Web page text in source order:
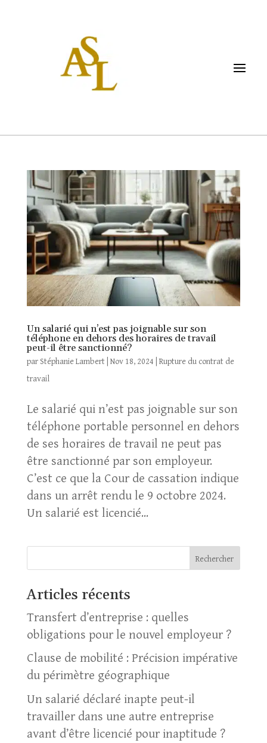
Un salarié qui n’est pas joignable sur son
téléphone en dehors des horaires de travail
peut-il être sanctionné?
par Stéphanie Lambert| Nov 18, 2024 | Rupture du contrat de
travail
Le salarié qui n’est pas joignable sur son
téléphone portable personnel en dehors
de ses horaires de travail ne peut pas
être sanctionné par son employeur.
C’est ce que la Cour de cassation indique
dans un arrêt rendu le 9 octobre 2024.
Un salarié est licencié...
Rechercher
Articles récents
Transfert d’entreprise : quelles
obligations pour le nouvel employeur ?
Clause de mobilité : Précision impérative
du périmètre géographique
Un salarié déclaré inapte peut-il
travailler dans une autre entreprise
avant d’être licencié pour inaptitude ?